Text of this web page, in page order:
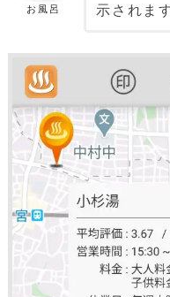
お風呂
示されま